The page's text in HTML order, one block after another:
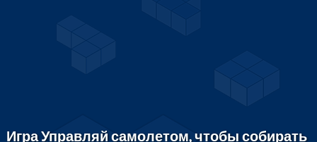
Игра Управляй самолетом, чтобы собирать